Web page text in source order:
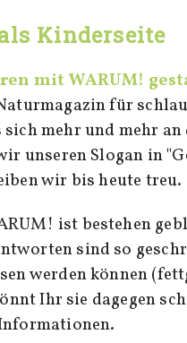
Kinderseite
mit WARUM!
für
mehr und mehr
unseren Slogan in
wir bis heute treu.
ist bestehen
sind so
werden können
Ihr sie dagegen